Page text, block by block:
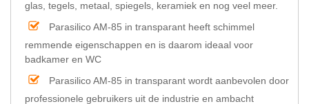
glas, tegels, metaal, spiegels, keramiek en nog veel meer.
Parasilico AM-85 in transparant heeft schimmel
remmende eigenschappen en is daarom ideaal voor
badkamer en WC
Parasilico AM-85 in transparant wordt aanbevolen door
professionele gebruikers uit de industrie en ambacht